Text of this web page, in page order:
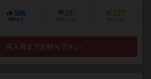
166
経験あり
19
お気に入り
277
持ってる
再入荷までお待ち下さい